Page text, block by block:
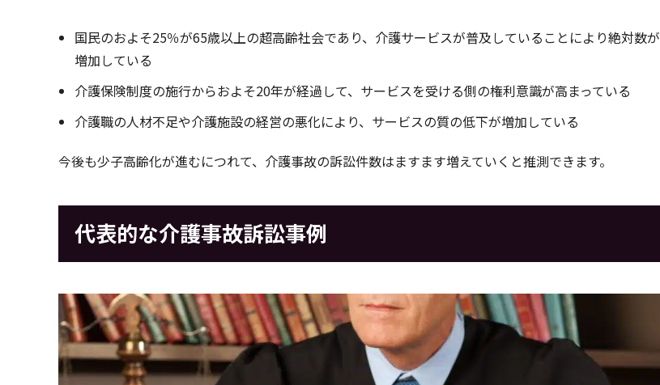
国民のおよそ25％が65歳以上の超高齢社会であり、介護サービスが普及していることにより絶対数が
増加している
介護保険制度の施行からおよそ20年が経過して、サービスを受ける側の権利意識が高まっている
介護職の人材不足や介護施設の経営の悪化により、サービスの質の低下が増加している
今後も少子高齢化が進むにつれて、介護事故の訴訟件数はますます増えていくと推測できます。
代表的な介護事故訴訟事例